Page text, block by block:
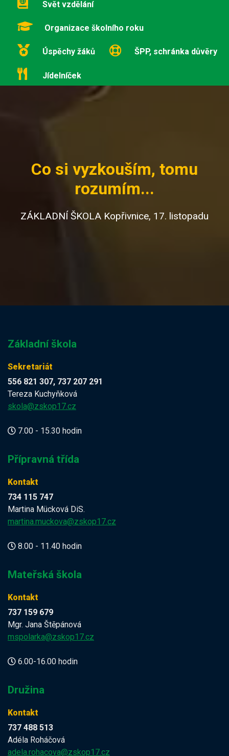
Svět vzdělání
Organizace školního roku
Úspěchy žáků ŠPP, schránka důvěry
Jídelníček
Co si vyzkouším, tomu
rozumím...
ZÁKLADNÍ ŠKOLA Kopřivnice, 17. listopadu
Základní škola
Sekretariát
556 821 307, 737 207 291
Tereza Kuchyňková
skola@zskop17.cz
7.00 - 15.30 hodin
Přípravná třída
Kontakt
734 115 747
Martina Mücková DiS.
martina.muckova@zskop17.cz
8.00 - 11.40 hodin
Mateřská škola
Kontakt
737 159 679
Mgr. Jana Štěpánová
mspolarka@zskop17.cz
6.00-16.00 hodin
Družina
Kontakt
737 488 513
Adéla Roháčová
adela.rohacova@zskop17.cz